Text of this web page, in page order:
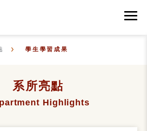
學生學習成果
系所亮點
Highlights